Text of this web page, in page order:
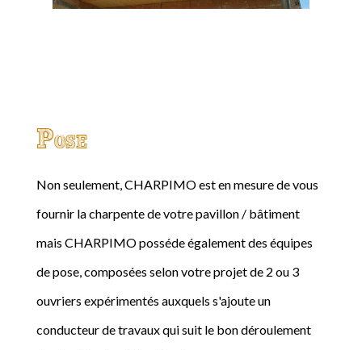
Pose
Non seulement, CHARPIMO est en mesure de vous
fournir la charpente de votre pavillon / bâtiment
mais CHARPIMO posséde également des équipes
de pose, composées selon votre projet de 2 ou 3
ouvriers expérimentés auxquels s'ajoute un
conducteur de travaux qui suit le bon déroulement